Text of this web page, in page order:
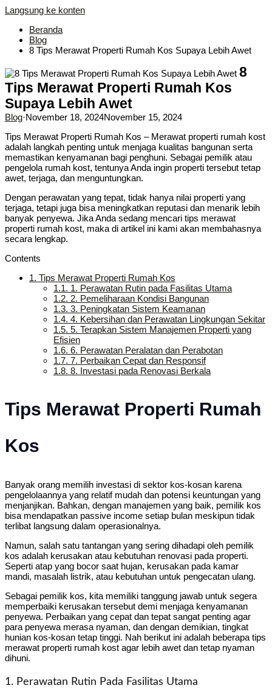
Langsung ke konten
Beranda
Blog
8 Tips Merawat Properti Rumah Kos Supaya Lebih Awet
8
Tips Merawat Properti Rumah Kos
Supaya Lebih Awet
Blog·November 18, 2024November 15, 2024
Tips Merawat Properti Rumah Kos – Merawat properti rumah kost
adalah langkah penting untuk menjaga kualitas bangunan serta
memastikan kenyamanan bagi penghuni. Sebagai pemilik atau
pengelola rumah kost, tentunya Anda ingin properti tersebut tetap
awet, terjaga, dan menguntungkan.
Dengan perawatan yang tepat, tidak hanya nilai properti yang
terjaga, tetapi juga bisa meningkatkan reputasi dan menarik lebih
banyak penyewa. Jika Anda sedang mencari tips merawat
properti rumah kost, maka di artikel ini kami akan membahasnya
secara lengkap.
Contents
1. Tips Merawat Properti Rumah Kos
1.1. 1. Perawatan Rutin pada Fasilitas Utama
1.2. 2. Pemeliharaan Kondisi Bangunan
1.3. 3. Peningkatan Sistem Keamanan
1.4. 4. Kebersihan dan Perawatan Lingkungan Sekitar
1.5. 5. Terapkan Sistem Manajemen Properti yang
Efisien
1.6. 6. Perawatan Peralatan dan Perabotan
1.7. 7. Perbaikan Cepat dan Responsif
1.8. 8. Investasi pada Renovasi Berkala
Tips Merawat Properti Rumah
Kos
Banyak orang memilih investasi di sektor kos-kosan karena
pengelolaannya yang relatif mudah dan potensi keuntungan yang
menjanjikan. Bahkan, dengan manajemen yang baik, pemilik kos
bisa mendapatkan passive income setiap bulan meskipun tidak
terlibat langsung dalam operasionalnya.
Namun, salah satu tantangan yang sering dihadapi oleh pemilik
kos adalah kerusakan atau kebutuhan renovasi pada properti.
Seperti atap yang bocor saat hujan, kerusakan pada kamar
mandi, masalah listrik, atau kebutuhan untuk pengecatan ulang.
Sebagai pemilik kos, kita memiliki tanggung jawab untuk segera
memperbaiki kerusakan tersebut demi menjaga kenyamanan
penyewa. Perbaikan yang cepat dan tepat sangat penting agar
para penyewa merasa nyaman, dan dengan demikian, tingkat
hunian kos-kosan tetap tinggi. Nah berikut ini adalah beberapa tips
merawat properti rumah kost agar lebih awet dan tetap nyaman
dihuni.
1. Perawatan Rutin Pada Fasilitas Utama